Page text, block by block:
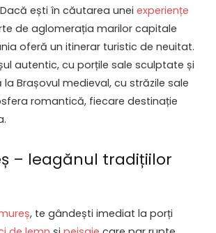
ești în căutarea unei experiențe
de aglomerația marilor capitale
oferă un itinerar turistic de neuitat.
autentic, cu porțile sale sculptate și
la Brașovul medieval, cu străzile sale
romantică, fiecare destinație
– leagănul tradițiilor
, te gândești imediat la porți